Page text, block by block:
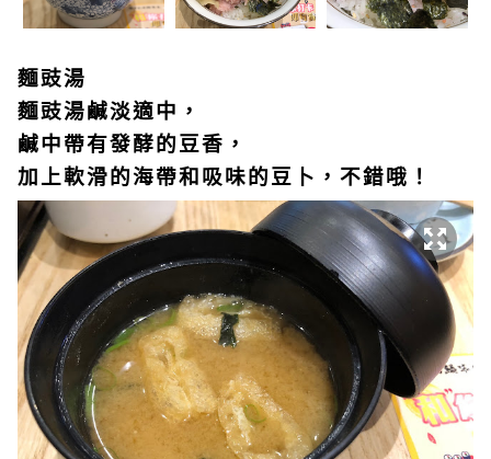
麵豉湯
麵豉湯鹹淡適中，
鹹中帶有發酵的豆香，
加上軟滑的海帶和吸味的豆卜，不錯哦！